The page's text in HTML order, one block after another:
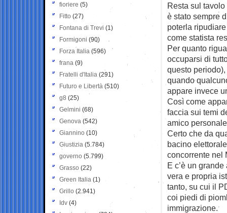
Resta sul
è stato sempre
poterla
come statista
Per quanto
occuparsi di
questo
quando
appare invece
Così come
faccia sui temi
amico
Certo che da
bacino
concorrente nel
E c’è un
vera e propria
tanto, su cui il
coi piedi di
immigrazione.
fioriere (5)
Fitto (27)
Fontana di Trevi (1)
Formigoni (90)
Forza Italia (596)
frana (9)
Fratelli d'Italia (291)
Futuro e Libertà (510)
g8 (25)
Gelmini (68)
Genova (542)
Giannino (10)
Giustizia (5.784)
governo (5.799)
Grasso (22)
Green Italia (1)
Grillo (2.941)
Idv (4)